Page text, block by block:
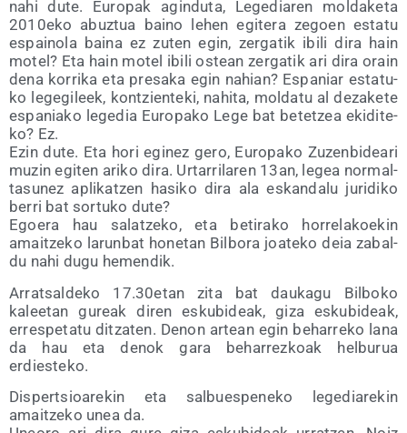
nahi dute. Euro­pak agin­du­ta, Lege­dia­ren mol­da­ke­ta
2010eko abuz­tua baino lehen egi­te­ra zegoen esta­tu
espai­no­la bai­na ez zuten egin, zer­ga­tik ibi­li dira hain
motel? Eta hain motel ibi­li ostean zer­ga­tik ari dira orain
dena korri­ka eta pre­sa­ka egin nahian? Espa­niar esta­tu­
ko lege­gi­leek, kon­tzien­te­ki, nahi­ta, mol­da­tu al deza­ke­te
espa­nia­ko lege­dia Euro­pa­ko Lege bat betetzea eki­di­te­
ko? Ez.
Ezin dute. Eta hori egi­nez gero, Euro­pa­ko Zuzen­bi­dea­ri
muzin egi­ten ari­ko dira. Urta­rri­la­ren 13an, legea nor­mal­
ta­su­nez apli­katzen hasi­ko dira ala eskan­da­lu juri­di­ko
berri bat sor­tu­ko dute?
Egoe­ra hau salatze­ko, eta beti­ra­ko horre­la­koe­kin
amaitze­ko larun­bat hone­tan Bil­bo­ra joa­te­ko deia zabal­
du nahi dugu hemendik.
Arratsal­de­ko 17.30etan zita bat dau­ka­gu Bil­bo­ko
kalee­tan gureak diren esku­bi­deak, giza esku­bi­deak,
erres­pe­ta­tu ditza­ten. Denon artean egin beha­rre­ko lana
da hau eta denok gara beha­rrez­koak hel­bu­rua
erdiesteko.
Dis­per­tsioa­re­kin eta sal­bues­pe­ne­ko lege­dia­re­kin
amaitze­ko unea da.